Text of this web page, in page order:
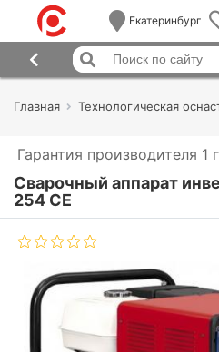
Екатеринбург
Главная Технологическая
Гарантия производителя 1
Сварочный аппарат
254 CE